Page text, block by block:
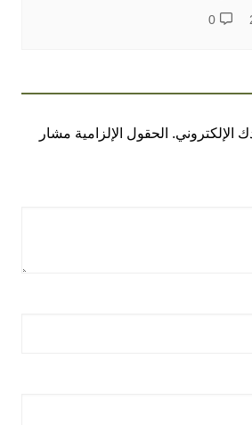
0
الإلكتروني. الحقول الإلزامية مشار